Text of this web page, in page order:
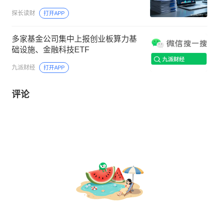
探长读财 打开APP
多家基金公司集中上报创业板算力基
础设施、金融科技ETF
九派财经 打开APP
评论